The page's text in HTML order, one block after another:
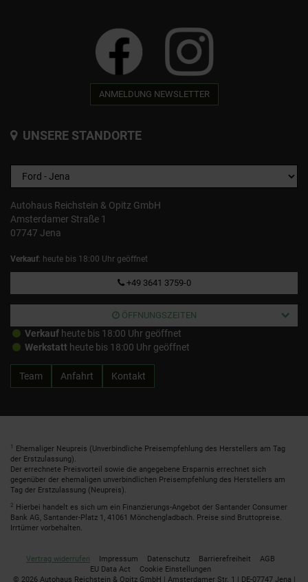
ANMELDUNG NEWSLETTER
UNSERE STANDORTE
Autohaus Reichstein & Opitz GmbH
Amsterdamer Straße 1
07747 Jena
Verkauf: heute bis 18:00 Uhr geöffnet
+49 3641 3759-0
ÖFFNUNGSZEITEN
Verkauf heute bis 18:00 Uhr geöffnet
Werkstatt heute bis 18:00 Uhr geöffnet
Team Anfahrt Kontakt
1
Ehemaliger Neupreis (Unverbindliche Preisempfehlung des Herstellers am Tag
der Erstzulassung).
Der errechnete Preisvorteil sowie die angegebene Ersparnis errechnet sich
gegenüber der ehemaligen unverbindlichen Preisempfehlung des Herstellers am
Tag der Erstzulassung (Neupreis).
2 Hierbei handelt es sich um ein Finanzierungs-Angebot der Santander Consumer
Bank AG, Santander-Platz 1, 41061 Mönchengladbach. Preise sind Bruttopreise.
Irrtümer vorbehalten.
Vertrag widerrufen Impressum Datenschutz Barrierefreiheit
AGB
EU Data Act
Cookie Einstellungen
© 2026 Autohaus Reichstein & Opitz GmbH | Amsterdamer Str. 1 | DE-07747 Jena |